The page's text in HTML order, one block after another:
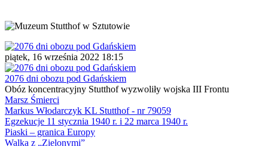
piątek, 16 września 2022 18:15
2076 dni obozu pod Gdańskiem
Obóz koncentracyjny Stutthof wyzwoliły wojska III Frontu
Marsz Śmierci
Markus Włodarczyk KL Stutthof - nr 79059
Egzekucje 11 stycznia 1940 r. i 22 marca 1940 r.
Piaski – granica Europy
Walka z „Zielonymi”